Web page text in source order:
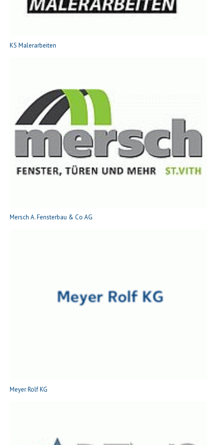
KS Malerarbeiten
Mersch A. Fensterbau & Co AG
Meyer Rolf KG